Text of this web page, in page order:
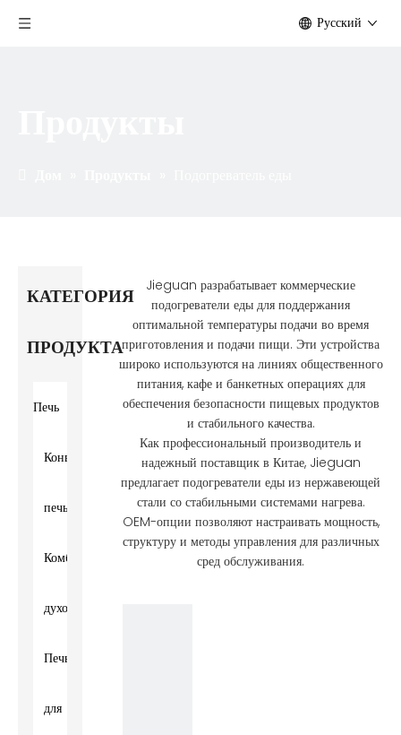
Pусский
КАТЕГОРИЯ
ПРОДУКТА
Печь
Конвекционная
печь
Комби-
духовка
Печь
для
Jieguan разрабатывает коммерческие
подогреватели еды для поддержания
оптимальной температуры подачи во время
приготовления и подачи пищи. Эти устройства
широко используются на линиях общественного
питания, кафе и банкетных операциях для
обеспечения безопасности пищевых продуктов
и стабильного качества.
Как профессиональный производитель и
надежный поставщик в Китае, Jieguan
предлагает подогреватели еды из нержавеющей
стали со стабильными системами нагрева.
OEM-опции позволяют настраивать мощность,
структуру и методы управления для различных
сред обслуживания.